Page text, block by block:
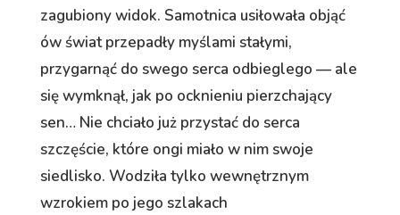
zagubiony widok. Samotnica usiłowała objąć
ów świat przepadły myślami stałymi,
przygarnąć do swego serca odbieglego — ale
się wymknął, jak po ocknieniu pierzchający
sen… Nie chciało już przystać do serca
szczęście, które ongi miało w nim swoje
siedlisko. Wodziła tylko wewnętrznym
wzrokiem po jego szlakach